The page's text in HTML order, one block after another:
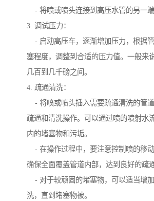
- 将喷或喷头连接到高压水管的另一端
3. 调试压力：
- 启动高压车，逐渐增加压力，根据
塞程度，调整到合适的压力值。一般来
几百到几千磅之间。
4. 疏通清洗：
- 将喷或喷头插入需要疏通清洗的管
疏通和清洗操作。可以通过喷的喷射水
内的堵塞物和污垢。
- 在操作过程中，要注意控制喷的移动
确保全面覆盖管道内部，达到良好的疏
- 对于较顽固的堵塞物，可以适当增
洗，直到堵塞物被。